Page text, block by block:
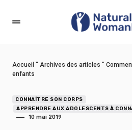
Accueil " Archives des articles "
enfants
CONNAÎTRE SON CORPS
APPRENDRE AUX ADOLESCENTS À
10 mai 2019